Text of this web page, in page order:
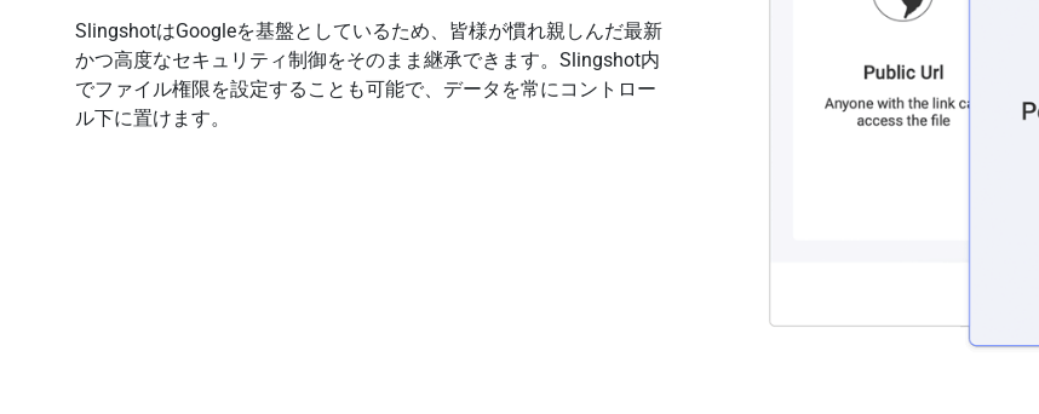
SlingshotはGoogleを基盤としているため、皆様が慣れ親しんだ最新
かつ高度なセキュリティ制御をそのまま継承できます。Slingshot内
でファイル権限を設定することも可能で、データを常にコントロー
ル下に置けます。